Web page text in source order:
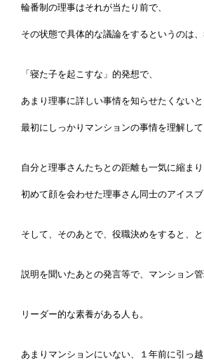
輪番制の理事はそれが当たり前で、
その状態で具体的な議論をするというのは
「寝た子を起こすな」的発想で、
あまり理事に詳しい事情を知らせたくないと
最初にしっかりマンションの事情を理解し
自分と理事さんたちとの距離も一気に縮まり
初めて顔を会わせた理事さん同士のアイス
そして、そのあとで、役職決めをすると、と
説明を聞いたあとの発言等で、マンション
リーダー的な素養がある人も。
あまりマンションにいない、１年前に引っ